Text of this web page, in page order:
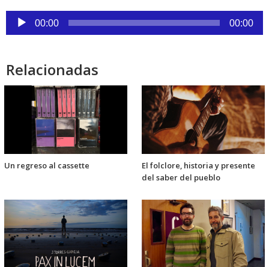
Reproductor
audio
00:00 00:00
Relacionadas
Un regreso al cassette
El folclore, historia y presente
del saber del pueblo